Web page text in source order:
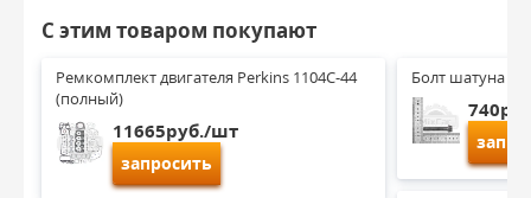
С этим товаром покупают
Ремкомплект двигателя Perkins 1104C-44
(полный)
11665руб./шт
запросить
Болт шатуна